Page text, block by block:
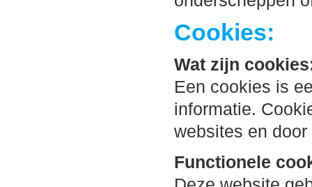
Cookies:
Wat zijn
Een cookies is
informatie.
websites en
Functionele